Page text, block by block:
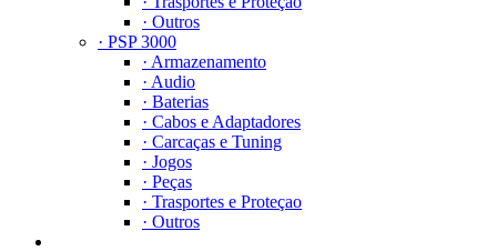
· Outros
· PSP 3000
· Armazenamento
· Audio
· Baterias
· Cabos e Adaptadores
· Carcaças e Tuning
· Jogos
· Peças
· Trasportes e Proteçao
· Outros